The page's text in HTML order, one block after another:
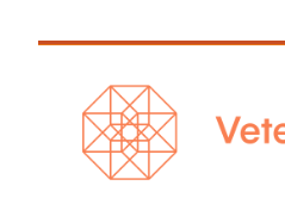
till